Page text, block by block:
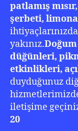
patlamış
şerbeti,
yakınız.
düğünleri,
etkinlikleri,
duyduğunuz
iletişime
20